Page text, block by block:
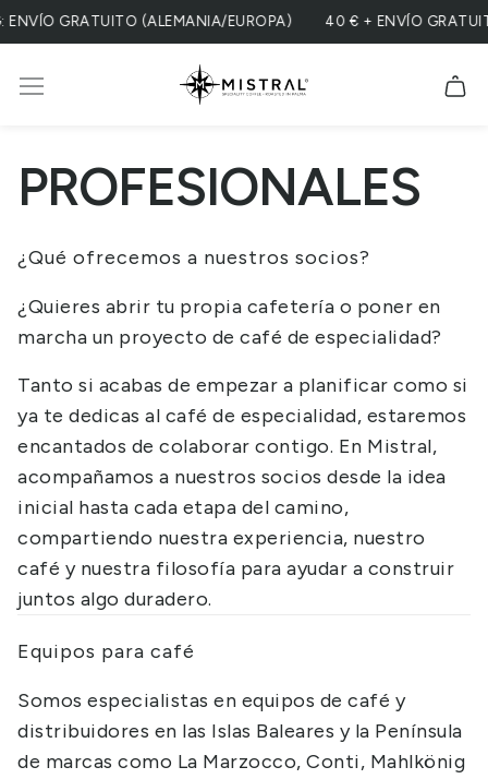
GRATUITO (ALEMANIA/EUROPA) 40 € + ENVÍO GRATUITO
PROFESIONALES
¿Qué ofrecemos a nuestros socios?
¿Quieres abrir tu propia cafetería o poner en
marcha un proyecto de café de especialidad?
Tanto si acabas de empezar a planificar como si
ya te dedicas al café de especialidad, estaremos
encantados de colaborar contigo. En Mistral,
acompañamos a nuestros socios desde la idea
inicial hasta cada etapa del camino,
compartiendo nuestra experiencia, nuestro
café y nuestra filosofía para ayudar a construir
juntos algo duradero.
Equipos para café
Somos especialistas en equipos de café y
distribuidores en las Islas Baleares y la Península
de marcas como La Marzocco, Conti, Mahlkönig